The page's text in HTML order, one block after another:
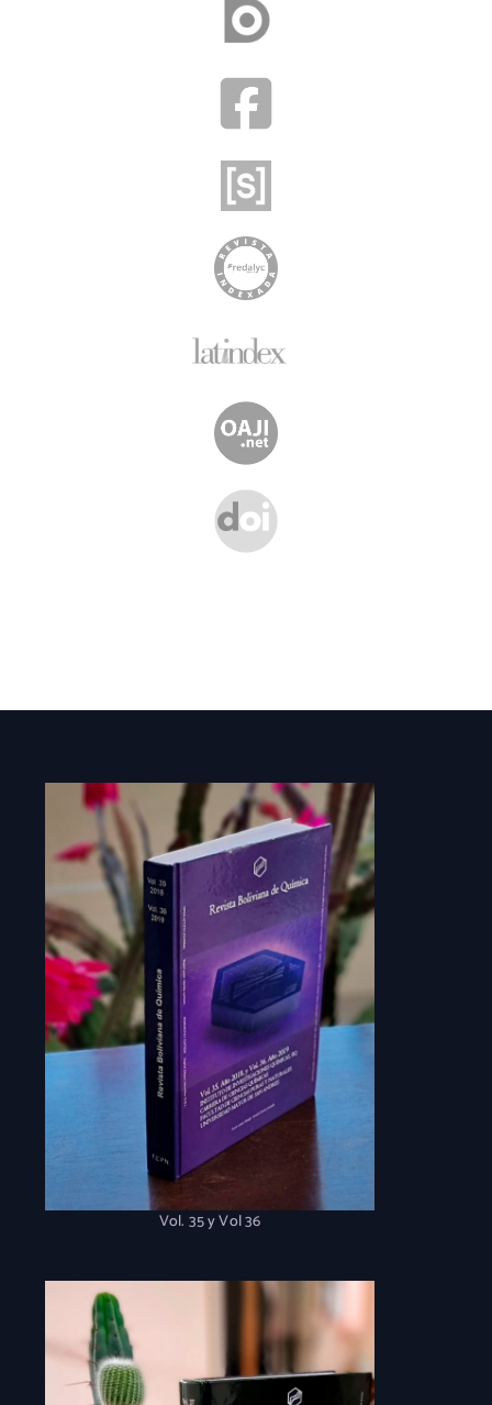
Vol. 35 y Vol 36